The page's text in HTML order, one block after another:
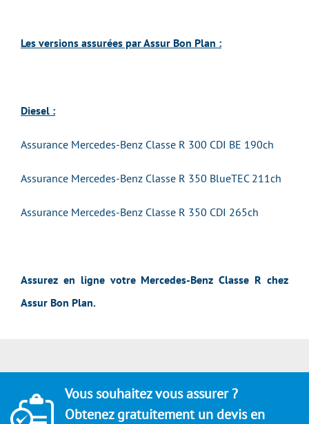
Les versions assurées par Assur Bon Plan :
Diesel :
Assurance Mercedes-Benz Classe R 300 CDI BE 190ch
Assurance Mercedes-Benz Classe R 350 BlueTEC 211ch
Assurance Mercedes-Benz Classe R 350 CDI 265ch
Assurez en ligne votre Mercedes-Benz Classe R chez
Assur Bon Plan.
Vous souhaitez vous assurer ?
Obtenez gratuitement un devis en